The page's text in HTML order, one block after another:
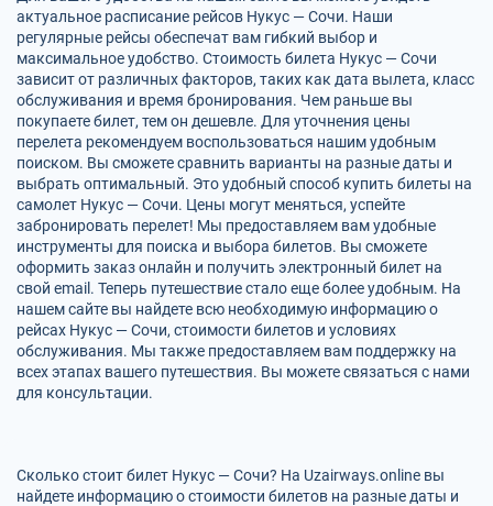
актуальное расписание рейсов Нукус — Сочи. Наши
регулярные рейсы обеспечат вам гибкий выбор и
максимальное удобство. Стоимость билета Нукус — Сочи
зависит от различных факторов, таких как дата вылета, класс
обслуживания и время бронирования. Чем раньше вы
покупаете билет, тем он дешевле. Для уточнения цены
перелета рекомендуем воспользоваться нашим удобным
поиском. Вы сможете сравнить варианты на разные даты и
выбрать оптимальный. Это удобный способ купить билеты на
самолет Нукус — Сочи. Цены могут меняться, успейте
забронировать перелет! Мы предоставляем вам удобные
инструменты для поиска и выбора билетов. Вы сможете
оформить заказ онлайн и получить электронный билет на
свой email. Теперь путешествие стало еще более удобным. На
нашем сайте вы найдете всю необходимую информацию о
рейсах Нукус — Сочи, стоимости билетов и условиях
обслуживания. Мы также предоставляем вам поддержку на
всех этапах вашего путешествия. Вы можете связаться с нами
для консультации.
Сколько стоит билет Нукус — Сочи? На Uzairways.online вы
найдете информацию о стоимости билетов на разные даты и